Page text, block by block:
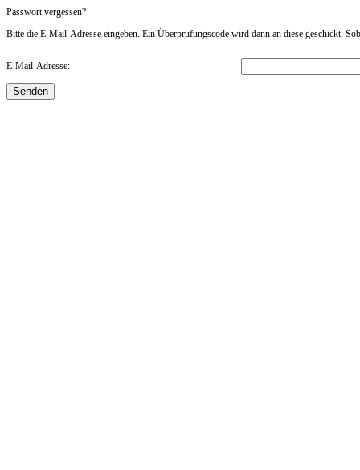
Passwort vergessen?
Bitte die E-Mail-Adresse eingeben. Ein Überprüfungscode wird dann an diese geschickt.
E-Mail-Adresse:
Senden